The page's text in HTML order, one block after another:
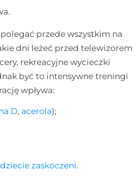
przede wszystkim na
dni leżeć przed telewizorem
rekreacyjne wycieczki
być to intensywne treningi
wpływa:
D, acerola);
zaskoczeni.